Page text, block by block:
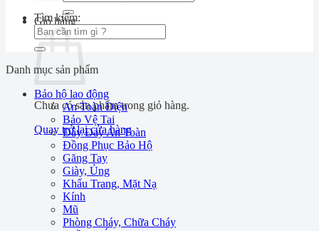
Giỏ hàng
Chưa có sản phẩm trong giỏ hàng.
Quay trở lại cửa hàng
Tìm kiếm:
Danh mục sản phẩm
Bảo hộ lao động
An Toàn Điện
Bảo Vệ Tai
Dây Đay An Toàn
Đồng Phục Bảo Hộ
Găng Tay
Giày, Ủng
Khẩu Trang, Mặt Nạ
Kính
Mũ
Phòng Cháy, Chữa Cháy